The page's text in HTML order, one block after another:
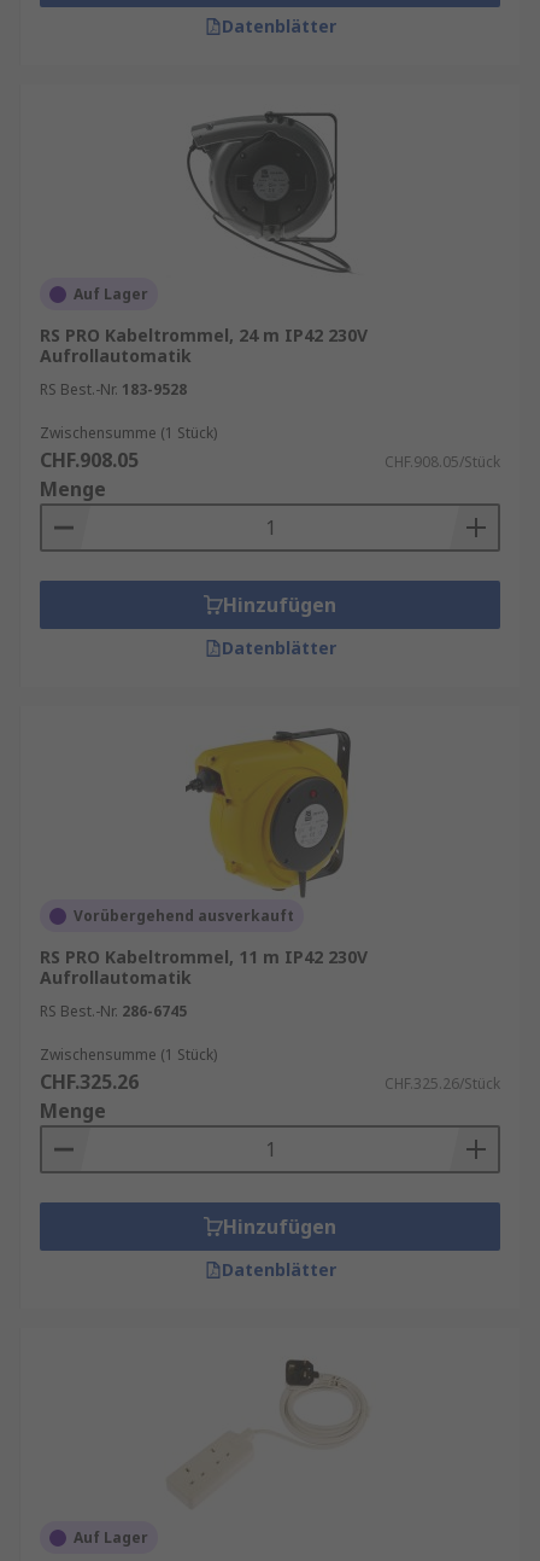
Datenblätter
Auf Lager
RS PRO Kabeltrommel, 24 m IP42 230V
Aufrollautomatik
RS Best.-Nr. 183-9528
Zwischensumme (1 Stück)
CHF.908.05 CHF.908.05/Stück
Menge
Hinzufügen
Datenblätter
Vorübergehend ausverkauft
RS PRO Kabeltrommel, 11 m IP42 230V
Aufrollautomatik
RS Best.-Nr. 286-6745
Zwischensumme (1 Stück)
CHF.325.26 CHF.325.26/Stück
Menge
Hinzufügen
Datenblätter
Auf Lager